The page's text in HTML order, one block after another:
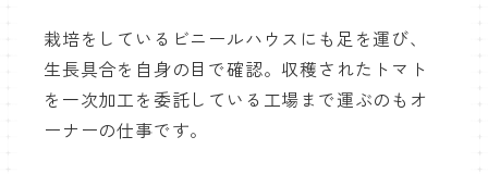
栽培をしているビニールハウスにも足を運び、
生長具合を自身の目で確認。収穫されたトマト
を一次加工を委託している工場まで運ぶのもオ
ーナーの仕事です。